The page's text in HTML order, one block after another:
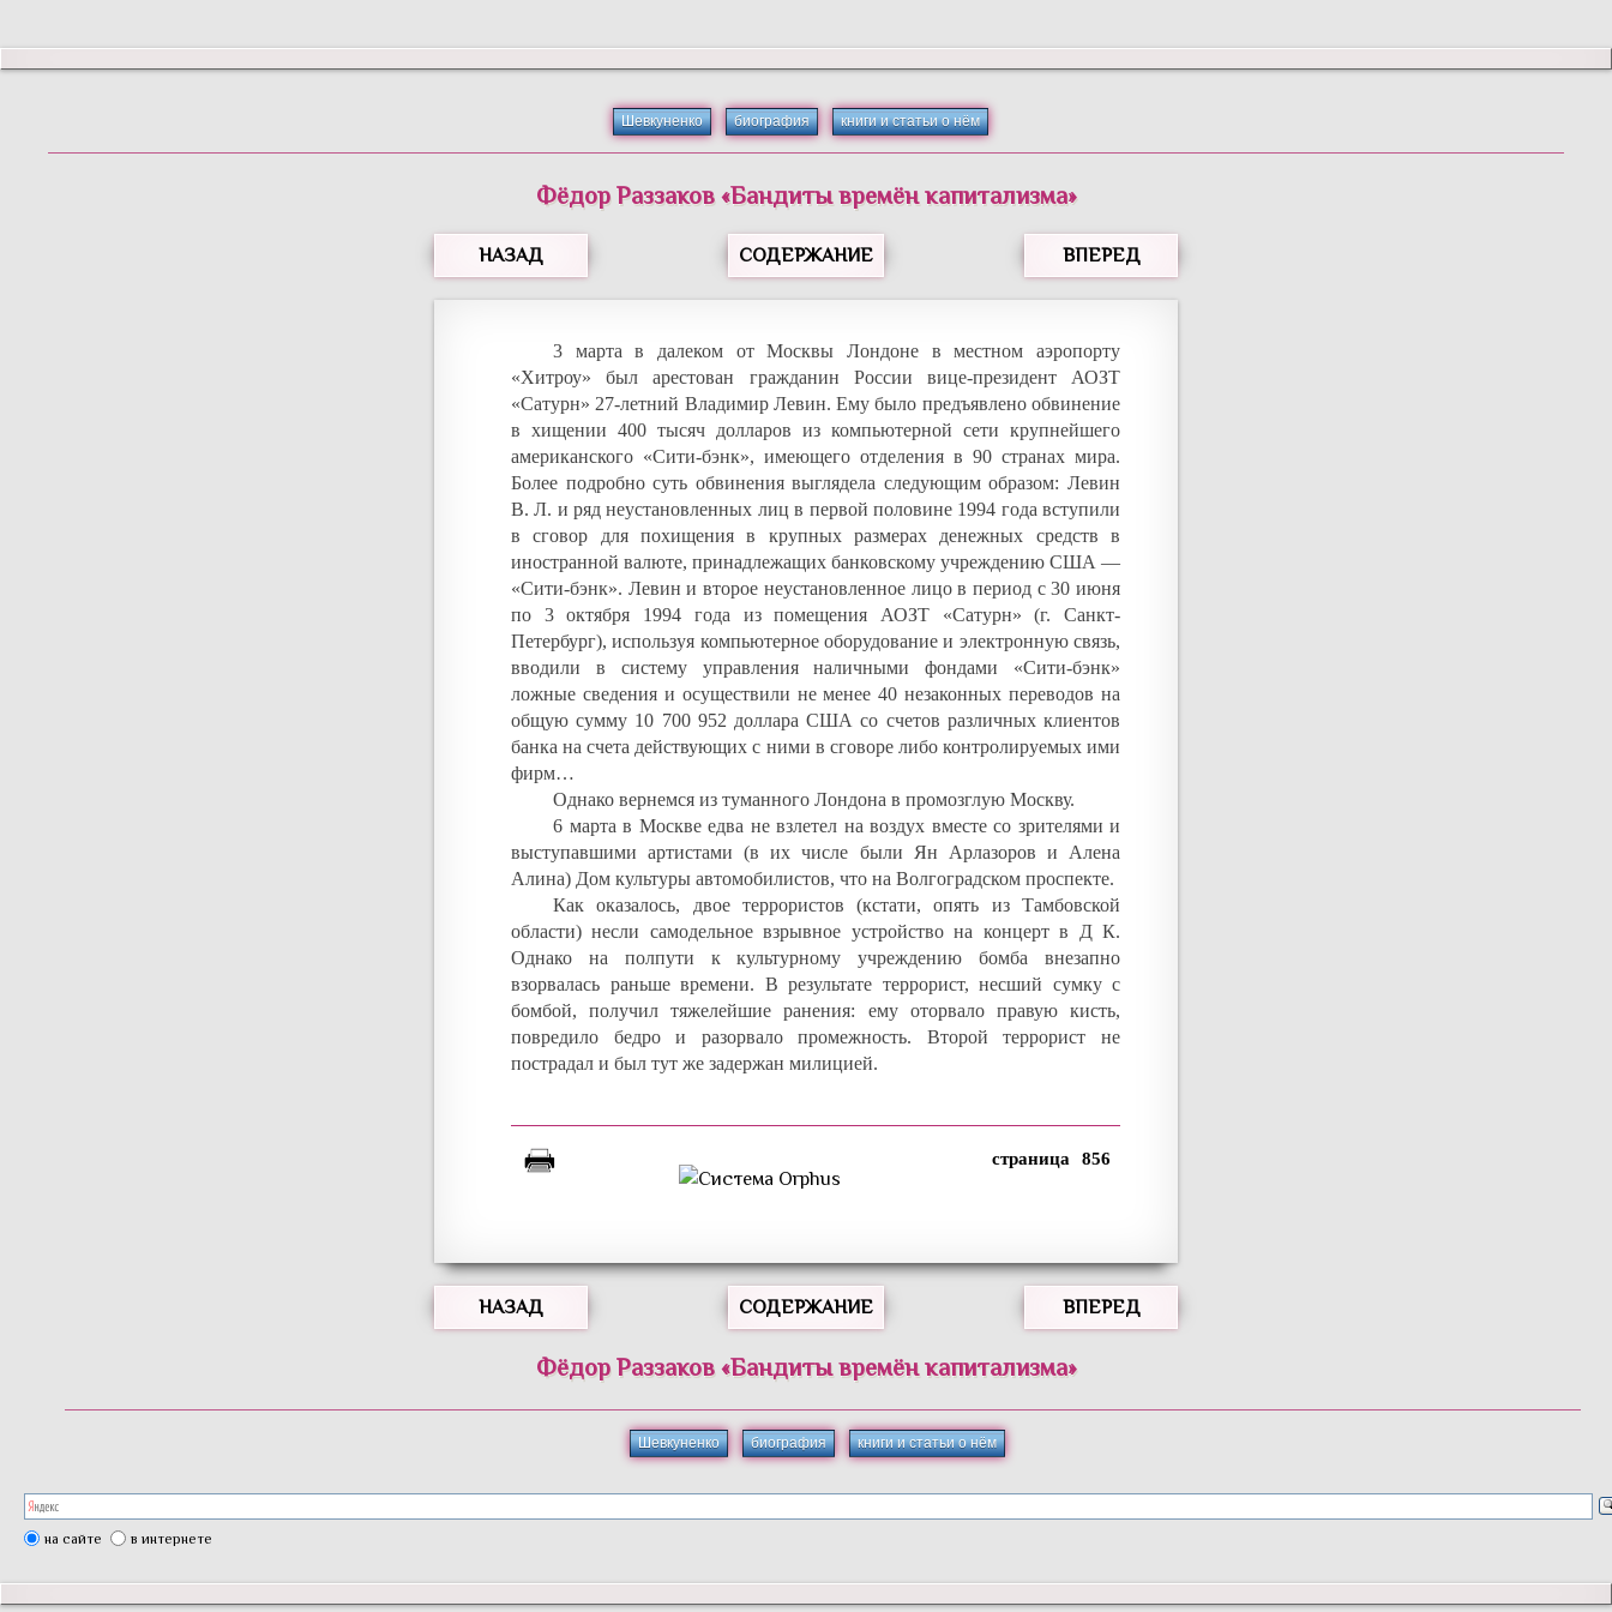
Шевкуненко биография книги и статьи о нём
Фёдор Раззаков«Бандиты времён капитализма»
НАЗАД СОДЕРЖАНИЕ ВПЕРЕД
3 марта в далеком от Москвы Лондоне в местном аэропорту
«Хитроу» был арестован гражданин России вице-президент АОЗТ
«Сатурн» 27-летний Владимир Левин. Ему было предъявлено обвинение
в хищении 400 тысяч долларов из компьютерной сети крупнейшего
американского «Сити-бэнк», имеющего отделения в 90 странах мира.
Более подробно суть обвинения выглядела следующим образом: Левин
В. Л. и ряд неустановленных лиц в первой половине 1994 года вступили
в сговор для похищения в крупных размерах денежных средств в
иностранной валюте, принадлежащих банковскому учреждению США —
«Сити-бэнк». Левин и второе неустановленное лицо в период с 30 июня
по 3 октября 1994 года из помещения АОЗТ «Сатурн» (г. Санкт-
Петербург), используя компьютерное оборудование и электронную связь,
вводили в систему управления наличными фондами «Сити-бэнк»
ложные сведения и осуществили не менее 40 незаконных переводов на
общую сумму 10 700 952 доллара США со счетов различных клиентов
банка на счета действующих с ними в сговоре либо контролируемых ими
фирм…
Однако вернемся из туманного Лондона в промозглую Москву.
6 марта в Москве едва не взлетел на воздух вместе со зрителями и
выступавшими артистами (в их числе были Ян Арлазоров и Алена
Алина) Дом культуры автомобилистов, что на Волгоградском проспекте.
Как оказалось, двое террористов (кстати, опять из Тамбовской
области) несли самодельное взрывное устройство на концерт в Д К.
Однако на полпути к культурному учреждению бомба внезапно
взорвалась раньше времени. В результате террорист, несший сумку с
бомбой, получил тяжелейшие ранения: ему оторвало правую кисть,
повредило бедро и разорвало промежность. Второй террорист не
пострадал и был тут же задержан милицией.
856
НАЗАД СОДЕРЖАНИЕ ВПЕРЕД
Фёдор Раззаков«Бандиты времён капитализма»
Шевкуненко биография книги и статьи о нём
на сайте в интернете